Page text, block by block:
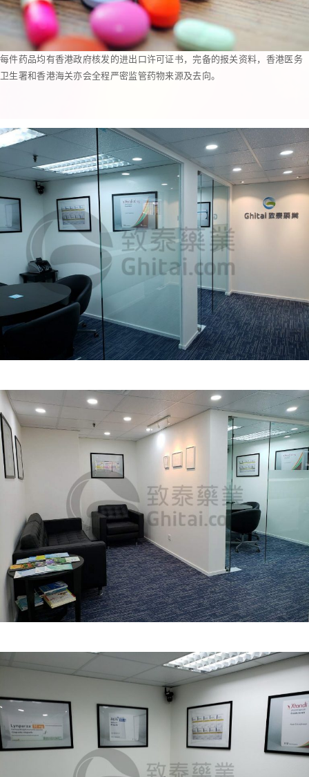
每件药品均有香港政府核发的进出口许可证书，完备的报关资料，香港医务
卫生署和香港海关亦会全程严密监管药物来源及去向。